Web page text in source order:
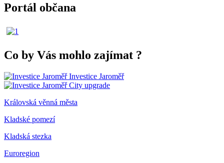
Portál občana
Co by Vás mohlo zajímat ?
Investice Jaroměř
City upgrade
Královská věnná města
Kladské pomezí
Kladská stezka
Euroregion